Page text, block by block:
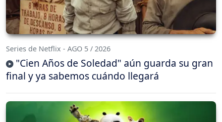
Series de Netflix - AGO 5 / 2026
"Cien Años de Soledad" aún guarda su gran
final y ya sabemos cuándo llegará